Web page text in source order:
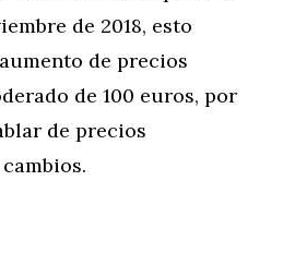
de 2018, esto
de precios
de 100 euros, por
de precios